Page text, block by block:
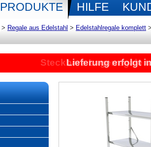
PRODUKTE HILFE
> Regale aus Edelstahl > Edelstahlregale komplett
Steckbare Lagerregale
Lieferung erfolgt